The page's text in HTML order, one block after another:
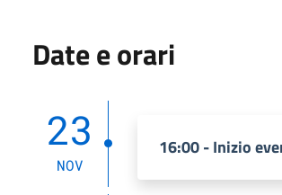
Date e orari
23
NOV
16:00 - Inizio